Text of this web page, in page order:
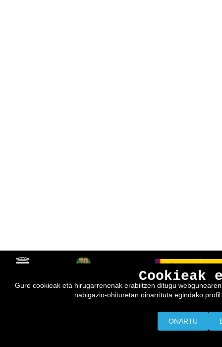
Cookieak
Gure cookieak eta hirugarrenenak erabiltzen ditugu
nabigazio-ohituretan oinarrituta egindako
ONARTU